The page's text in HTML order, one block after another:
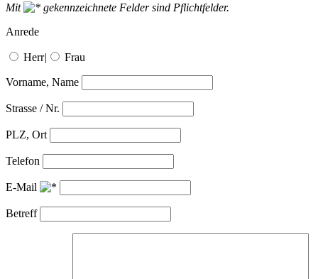
Mit
gekennzeichnete Felder sind Pflichtfelder.
Anrede
Herr| Frau
Vorname, Name
Strasse / Nr.
PLZ, Ort
Telefon
E-Mail
Betreff